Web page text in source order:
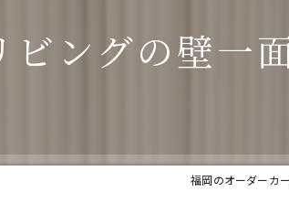
内装リ
ビングの壁一
福岡のオーダーカ